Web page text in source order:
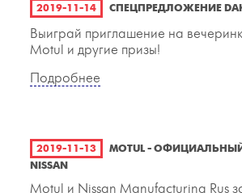
2019-11-14 СПЕЦПРЕДЛОЖЕНИЕ
Выиграй приглашение на
Motul и другие призы!
Подробнее
2019-11-13
MOTUL -
NISSAN
Motul и Nissan Manufacturing Rus